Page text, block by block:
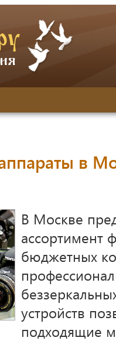
в
В Москве
ассортимент
бюджетных
устройств
подходящие